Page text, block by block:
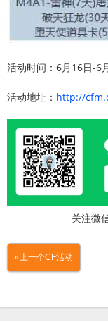
活动时间：6月16日-6
活动地址： http://
关注微
«上一个CF活动